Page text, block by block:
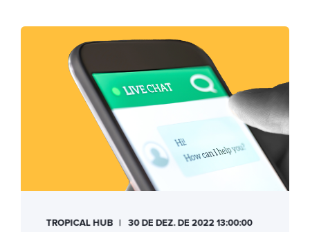
TROPICAL HUB
30 DE DEZ. DE 2022 13:00:00